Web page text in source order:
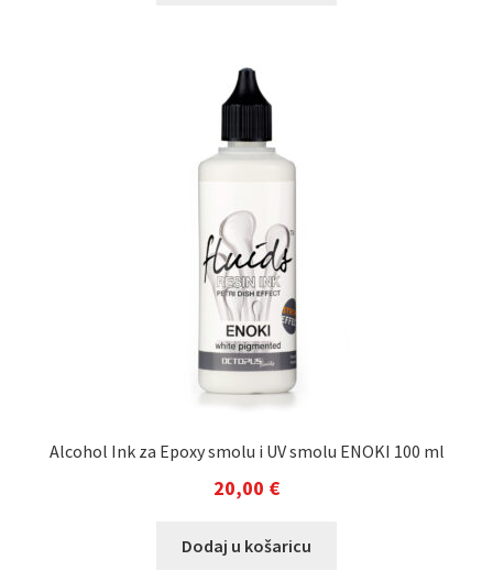
Alcohol Ink za Epoxy smolu i UV smolu ENOKI 100 ml
20,00 €
Dodaj u košaricu